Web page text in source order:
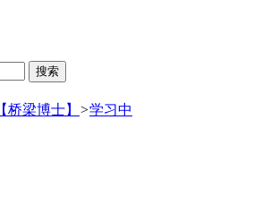
搜索
【桥梁博士】 >学习中